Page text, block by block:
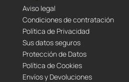
Aviso legal
Condiciones de contratación
Política de Privacidad
Sus datos seguros
Protección de Datos
Política de Cookies
Envíos y Devoluciones